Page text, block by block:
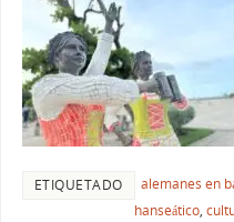
ETIQUETADO alemanes en
hanseático,